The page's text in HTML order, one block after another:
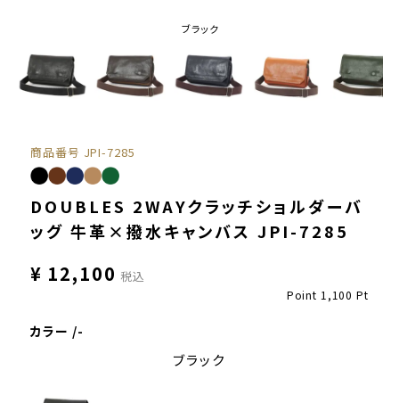
ブラック
商品番号 JPI-7285
DOUBLES 2WAYクラッチショルダーバ
ッグ 牛革×撥水キャンバス JPI-7285
¥ 12,100 税込
Point 1,100 Pt
カラー -
ブラック